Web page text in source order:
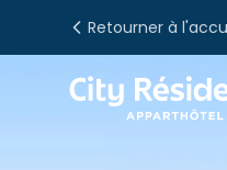
Retourner à